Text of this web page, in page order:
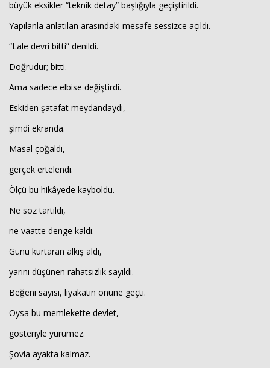
büyük eksikler “teknik detay” başlığıyla geçiştirildi.
Yapılanla anlatılan arasındaki mesafe sessizce açıldı.
“Lale devri bitti” denildi.
Doğrudur; bitti.
Ama sadece elbise değiştirdi.
Eskiden şatafat meydandaydı,
şimdi ekranda.
Masal çoğaldı,
gerçek ertelendi.
Ölçü bu hikâyede kayboldu.
Ne söz tartıldı,
ne vaatte denge kaldı.
Günü kurtaran alkış aldı,
yarını düşünen rahatsızlık sayıldı.
Beğeni sayısı, liyakatin önüne geçti.
Oysa bu memlekette devlet,
gösteriyle yürümez.
Şovla ayakta kalmaz.